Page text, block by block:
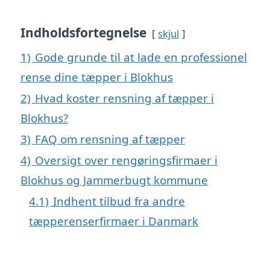
Indholdsfortegnelse skjul
1) Gode grunde til at lade en professionel
rense dine tæpper i Blokhus
2) Hvad koster rensning af tæpper i
Blokhus?
3) FAQ om rensning af tæpper
4) Oversigt over rengøringsfirmaer i
Blokhus og Jammerbugt kommune
4.1) Indhent tilbud fra andre
tæpperenserfirmaer i Danmark